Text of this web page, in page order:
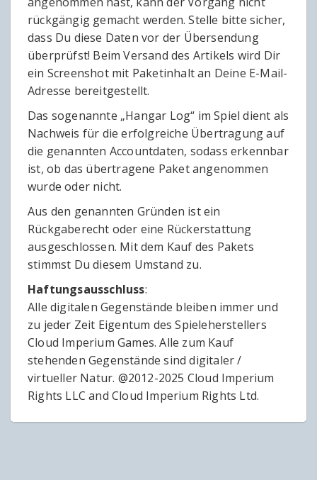
rückgängig gemacht werden. Stelle bitte sicher,
dass Du diese Daten vor der Übersendung
überprüfst! Beim Versand des Artikels wird Dir
ein Screenshot mit Paketinhalt an Deine E-Mail-
Adresse bereitgestellt.
Das sogenannte „Hangar Log“ im Spiel dient als
Nachweis für die erfolgreiche Übertragung auf
die genannten Accountdaten, sodass erkennbar
ist, ob das übertragene Paket angenommen
wurde oder nicht.
Aus den genannten Gründen ist ein
Rückgaberecht oder eine Rückerstattung
ausgeschlossen. Mit dem Kauf des Pakets
stimmst Du diesem Umstand zu.
Haftungsausschluss:
Alle digitalen Gegenstände bleiben immer und
zu jeder Zeit Eigentum des Spieleherstellers
Cloud Imperium Games. Alle zum Kauf
stehenden Gegenstände sind digitaler /
virtueller Natur. @2012-2025 Cloud Imperium
Rights LLC and Cloud Imperium Rights Ltd.